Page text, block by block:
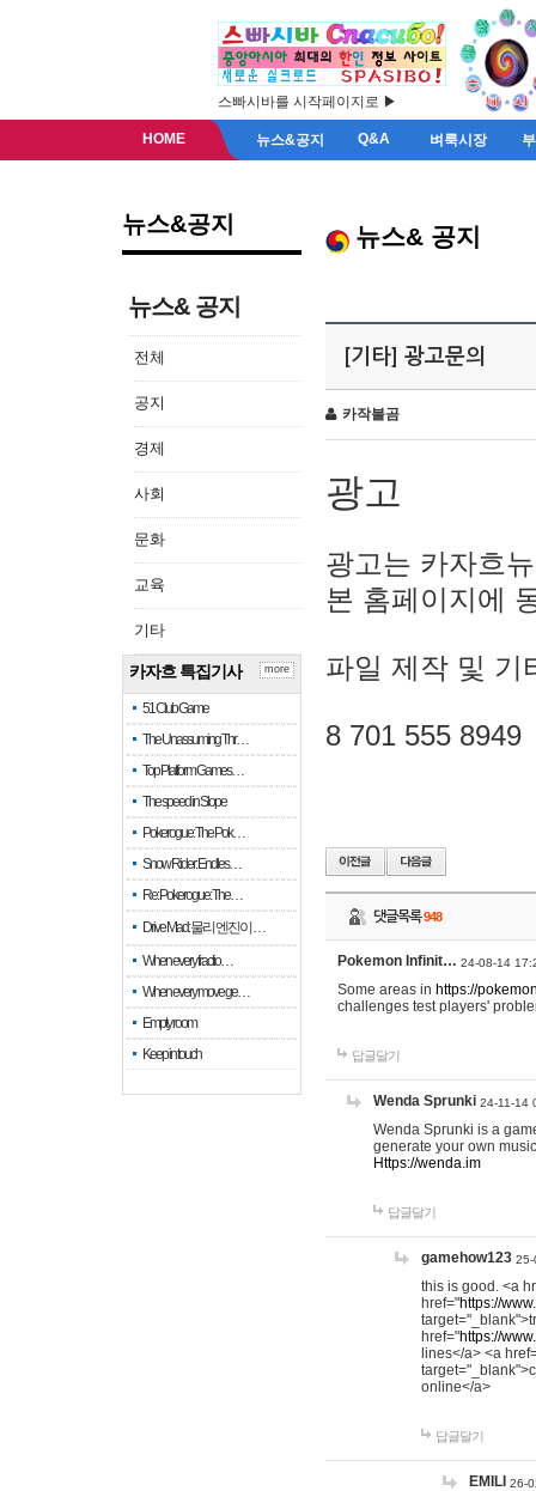
스빠시바를 시작페이지로 ▶
HOME 뉴스&공지 Q&A 벼룩시장
뉴스&공지
뉴스& 공지
전체
공지
경제
사회
문화
교육
기타
카자흐 특집기사
51 Club Game
The Unassuming Thr…
Top Platform Games…
The speed in Slope
Pokerogue: The Pok…
Snow Rider: Endles…
Re: Pokerogue: The…
Drive Mad: 물리 엔진이 …
When every fractio…
When every move ge…
Empty room
Keep in touch
more
뉴스& 공지
[기타] 광고문의
카작불곰
광고
광고는 카자흐
본 홈페이지에
파일 제작 및 기
8 701 555 8949
댓글목록948
Pokemon Infinit… 24-08-14
Some areas in https://
challenges test players'
답글달기
Wenda Sprunki 24-11-14
Wenda Sprunki is a
generate your own
Https://wenda.im
답글달기
gamehow123 25-
this is good. <a
href="https://
href="https://
lines</a> <a
online</a>
답글달기
EMILI 26-